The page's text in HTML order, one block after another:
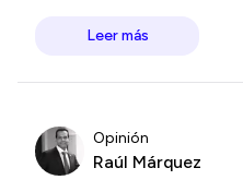
Leer más
Opinión
Raúl Márquez